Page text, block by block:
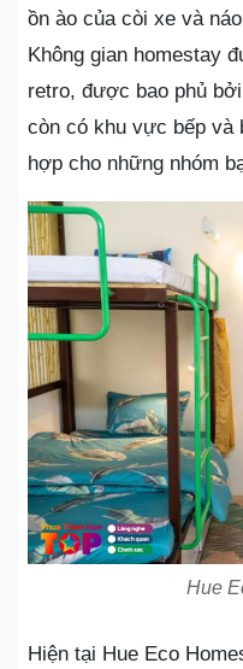
ồn ào của còi xe và
Không gian homestay
retro, được bao phủ
còn có khu vực bếp và
hợp cho những nhóm
Hue
Hiện tại Hue Eco